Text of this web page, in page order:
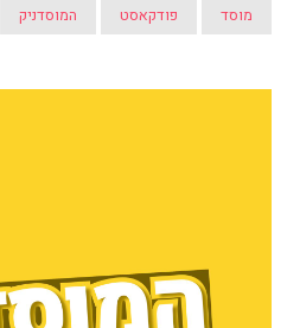
מוסד פודקאסט המוסדניק